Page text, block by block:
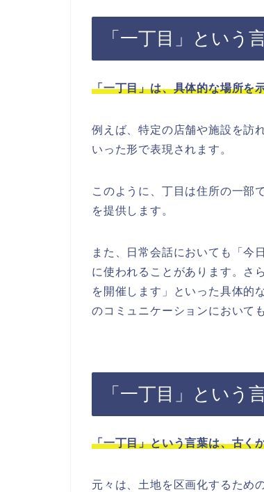
「一丁目」という
「一丁目」は、具体的な場所を
例えば、特定の店舗や施設を訪
いった形で表現されます。
このように、丁目は住所の一部
を提供します。
また、日常会話においても「今
に使われることがあります。さ
を開催します」といった具体的
のコミュニケーションにおいて
「一丁目」という
「一丁目」という言葉は、古く
元々は、土地を区画化するため